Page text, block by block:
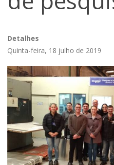
Detalhes
Quinta-feira, 18 julho de 2019